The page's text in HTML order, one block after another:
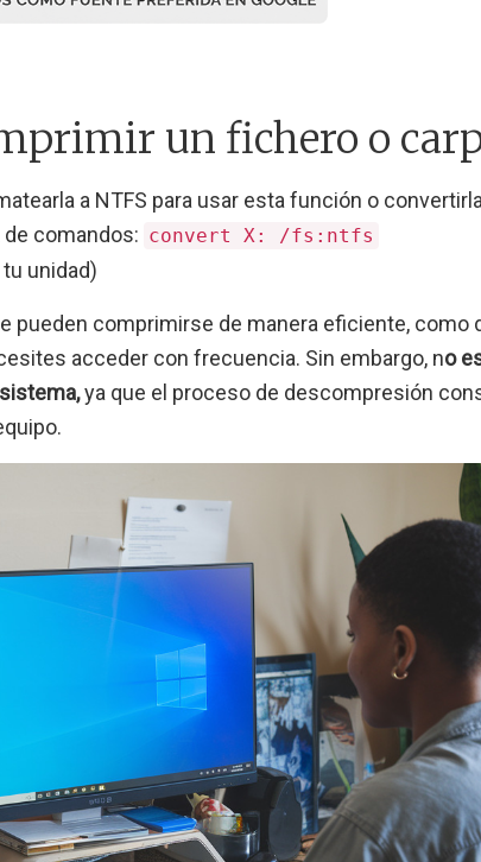
un fichero o
a NTFS para usar esta función o
comandos: convert X: /fs:ntfs
unidad)
pueden comprimirse de manera eficiente, como
acceder con frecuencia. Sin embargo, no
ya que el proceso de descompresión